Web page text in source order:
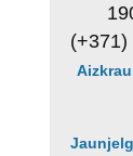
(+371)